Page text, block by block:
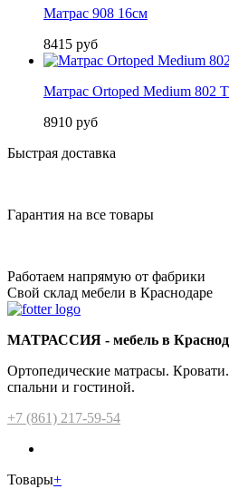
Матрас 908 16см
8415 руб
Матрас Ortoped Medium 802
8910 руб
Быстрая доставка
Гарантия на все товары
Работаем напрямую от фабрики
Свой склад мебели в Краснодаре
МАТРАССИЯ - мебель в
Ортопедические матрасы.
спальни и гостиной.
+7 (861) 217-59-54
Товары+